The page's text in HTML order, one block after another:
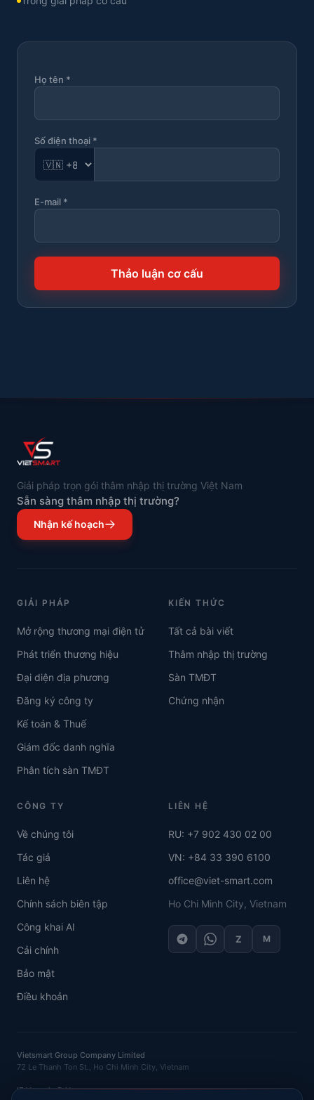
Họ tên *
Số điện thoại *
E-mail *
Thảo luận cơ cấu
Giải pháp trọn gói thâm nhập thị trường Việt Nam
Sẵn sàng thâm nhập thị trường?
Nhận kế hoạch
GIẢI PHÁP
Mở rộng thương mại điện tử
Phát triển thương hiệu
Đại diện địa phương
Đăng ký công ty
Kế toán & Thuế
Giám đốc danh nghĩa
Phân tích sàn TMĐT
KIẾN THỨC
Tất cả bài viết
Thâm nhập thị trường
Sàn TMĐT
Chứng nhận
CÔNG TY
Về chúng tôi
Tác giả
Liên hệ
Chính sách biên tập
Công khai AI
Cải chính
Bảo mật
Điều khoản
LIÊN HỆ
RU: +7 902 430 02 00
VN: +84 33 390 6100
office@viet-smart.com
Ho Chi Minh City, Vietnam
Z M
Vietsmart Group Company Limited
72 Le Thanh Ton St., Ho Chi Minh City, Vietnam
IE Vasenin D.N.